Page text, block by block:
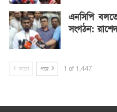
এনসিপি
সংগঠন:
আগে পরে 1 of 1,447